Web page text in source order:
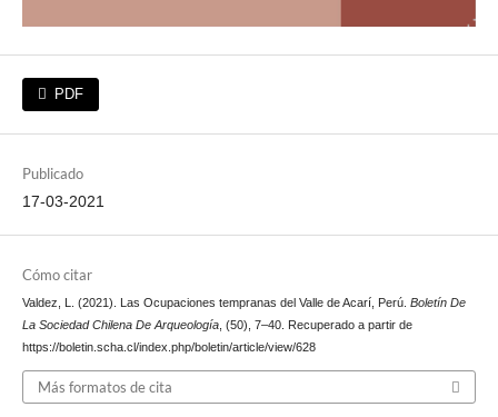
PDF
Publicado
17-03-2021
Cómo citar
Valdez, L. (2021). Las Ocupaciones tempranas del Valle de Acarí, Perú. Boletín De
La Sociedad Chilena De Arqueología, (50), 7–40. Recuperado a partir de
https://boletin.scha.cl/index.php/boletin/article/view/628
Más formatos de cita